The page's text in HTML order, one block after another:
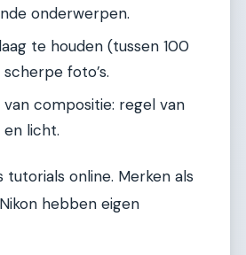
onderwerpen.
te houden (tussen 100
foto’s.
van compositie: regel van
en licht.
tutorials online. Merken als
hebben eigen